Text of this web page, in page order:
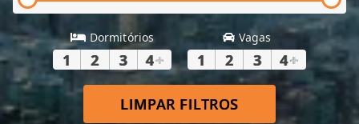
Dormitórios
1 2 3 4+
Vagas
1 2 3 4+
LIMPAR FILTROS